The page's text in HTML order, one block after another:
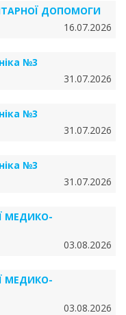
ДОПОМОГИ
16.07.2026
№3
31.07.2026
№3
31.07.2026
№3
31.07.2026
МЕДИКО-
03.08.2026
МЕДИКО-
03.08.2026